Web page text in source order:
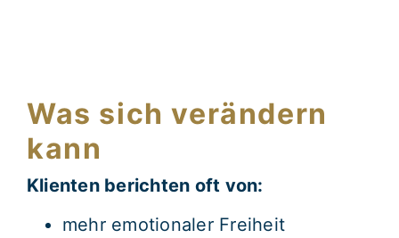
Was sich verändern
kann
Klienten berichten oft von:
mehr emotionaler Freiheit